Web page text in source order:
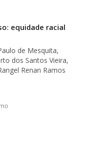
equidade racial
de Mesquita,
dos Santos Vieira,
Renan Ramos